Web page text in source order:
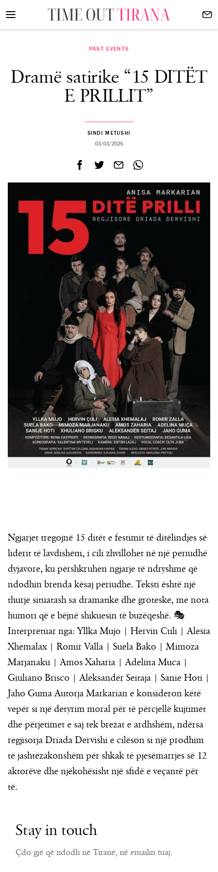
PAST EVENTS
Dramë satirike “15 DITËT
E PRILLIT”
SINDI METUSHI
03/03/2025
Ngjarjet tregojnë 15 ditët e festimit të ditëlindjes së
liderit të lavdishëm, i cili zhvillohet në një periudhë
dyjavore, ku përshkruhen ngjarje të ndryshme që
ndodhin brenda kësaj periudhe. Teksti është një
thurje situatash sa dramatike dhe groteske, me nota
humori që e bëjnë shikuesin të buzëqeshë. 🎭
Interpretuar nga: Yllka Mujo | Hervin Culi | Alesia
Xhemalax | Romir Valla | Suela Bako | Mimoza
Marjanaku | Amos Xaharia | Adelina Muca |
Giuliano Brisco | Aleksandër Seitaja | Sanie Hoti |
Jaho Guma Autorja Markarian e konsideron këtë
vepër si një detyrim moral për të përcjellë kujtimet
dhe përjetimet e saj tek brezat e ardhshëm, ndërsa
regjisorja Driada Dervishi e cilëson si një prodhim
të jashtëzakonshëm për shkak të pjesëmarrjes së 12
aktorëve dhe njëkohësisht një sfidë e veçantë për
të.
Stay in touch
Çdo gjë që ndodh në Tiranë, në emailin tuaj.